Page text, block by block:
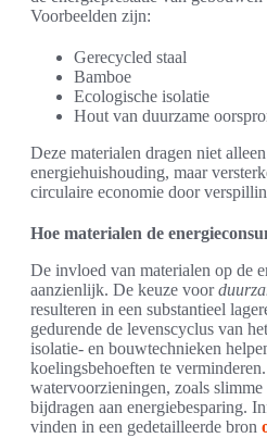
Voorbeelden zijn:
Gerecycled staal
Bamboe
Ecologische isolatie
Hout van duurzame
Deze materialen dragen niet
energiehuishouding, maar
circulaire economie door
Hoe materialen de
De invloed van materialen op de
aanzienlijk. De keuze voor
resulteren in een substantieel
gedurende de levenscyclus van
isolatie- en bouwtechnieken
koelingsbehoeften te
watervoorzieningen, zoals
bijdragen aan energiebesparing.
vinden in een gedetailleerde bron